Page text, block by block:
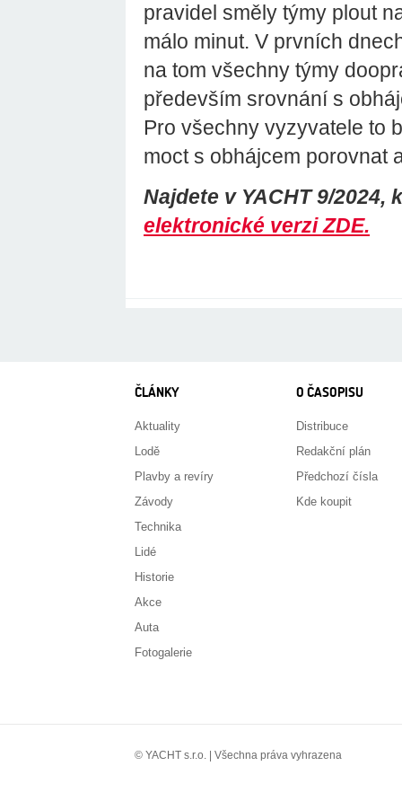
pravidel směly týmy plout
málo minut. V prvních
na tom všechny týmy
především srovnání s
Pro všechny vyzyvatele to
moct s obhájcem porovnat
Najdete v YACHT 9/2024,
elektronické verzi ZDE.
ČLÁNKY
Aktuality
Lodě
Plavby a revíry
Závody
Technika
Lidé
Historie
Akce
Auta
Fotogalerie
O ČASOPISU
Distribuce
Redakční plán
Předchozí čísla
Kde koupit
© YACHT s.r.o. | Všechna práva vyhrazena